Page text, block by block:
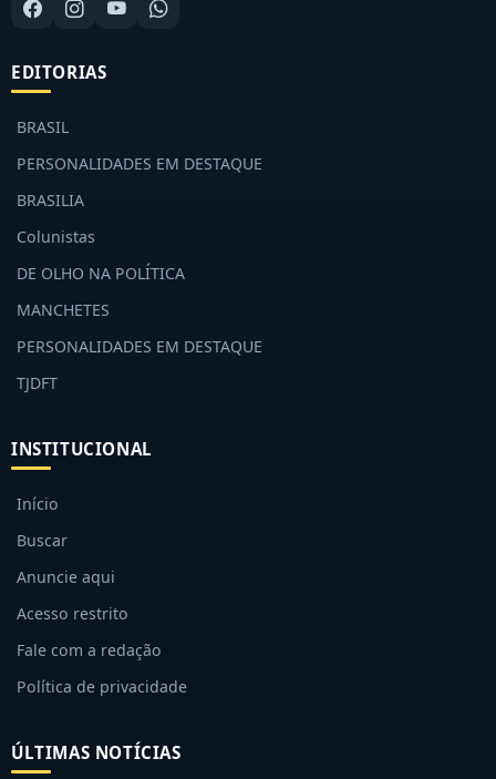
EDITORIAS
BRASIL
PERSONALIDADES EM DESTAQUE
BRASILIA
Colunistas
DE OLHO NA POLÍTICA
MANCHETES
PERSONALIDADES EM DESTAQUE
TJDFT
INSTITUCIONAL
Início
Buscar
Anuncie aqui
Acesso restrito
Fale com a redação
Política de privacidade
ÚLTIMAS NOTÍCIAS